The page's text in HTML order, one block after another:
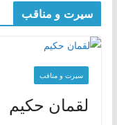
سیرت و مناقب
سیرت و منافب
لقمان حکیم